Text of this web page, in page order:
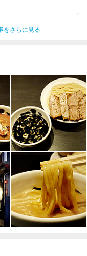
をさらに見る